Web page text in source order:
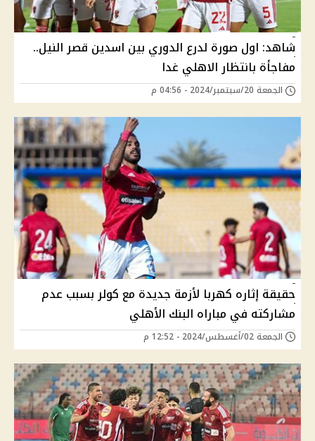
شاهد: اول صورة لدرع الدوري بين اسدين قصر النيل..
مفاجأة بانتظار الاهلي غدا
الجمعة 20/سبتمبر/2024 - 04:56 م
حقيقة إثاره كهربا لأزمة جديدة مع كولر بسبب عدم
مشاركته في مباراه البنك الأهلي
الجمعة 02/أغسطس/2024 - 12:52 م